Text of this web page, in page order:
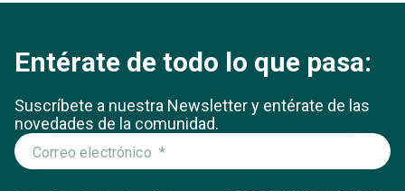
Entérate de todo lo que pasa:
Suscríbete a nuestra Newsletter y entérate de las
novedades de la comunidad.